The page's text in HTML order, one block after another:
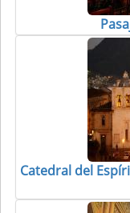
Catedral del